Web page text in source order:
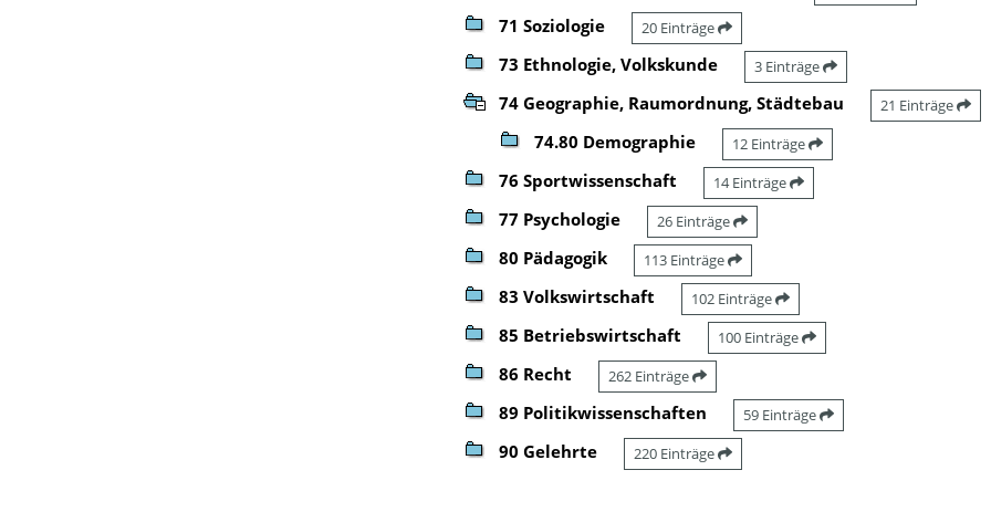
71 Soziologie 20 Einträge
73 Ethnologie, Volkskunde 3 Einträge
74 Geographie, Raumordnung, Städtebau 21 Einträge
74.80 Demographie 12 Einträge
76 Sportwissenschaft 14 Einträge
77 Psychologie 26 Einträge
80 Pädagogik 113 Einträge
83 Volkswirtschaft 102 Einträge
85 Betriebswirtschaft 100 Einträge
86 Recht 262 Einträge
89 Politikwissenschaften 59 Einträge
90 Gelehrte 220 Einträge